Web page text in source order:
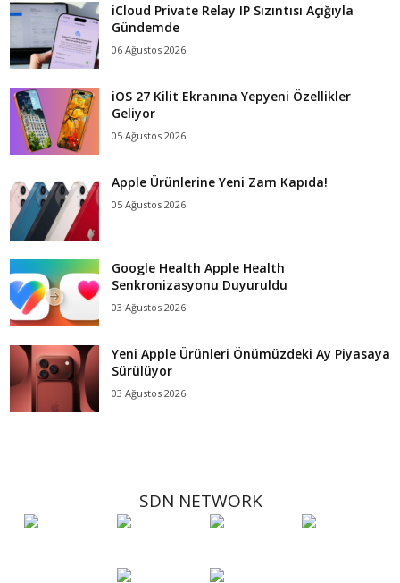
iCloud Private Relay IP Sızıntısı Açığıyla
Gündemde
06 Ağustos 2026
iOS 27 Kilit Ekranına Yepyeni Özellikler
Geliyor
05 Ağustos 2026
Apple Ürünlerine Yeni Zam Kapıda!
05 Ağustos 2026
Google Health Apple Health
Senkronizasyonu Duyuruldu
03 Ağustos 2026
Yeni Apple Ürünleri Önümüzdeki Ay Piyasaya
Sürülüyor
03 Ağustos 2026
SDN NETWORK